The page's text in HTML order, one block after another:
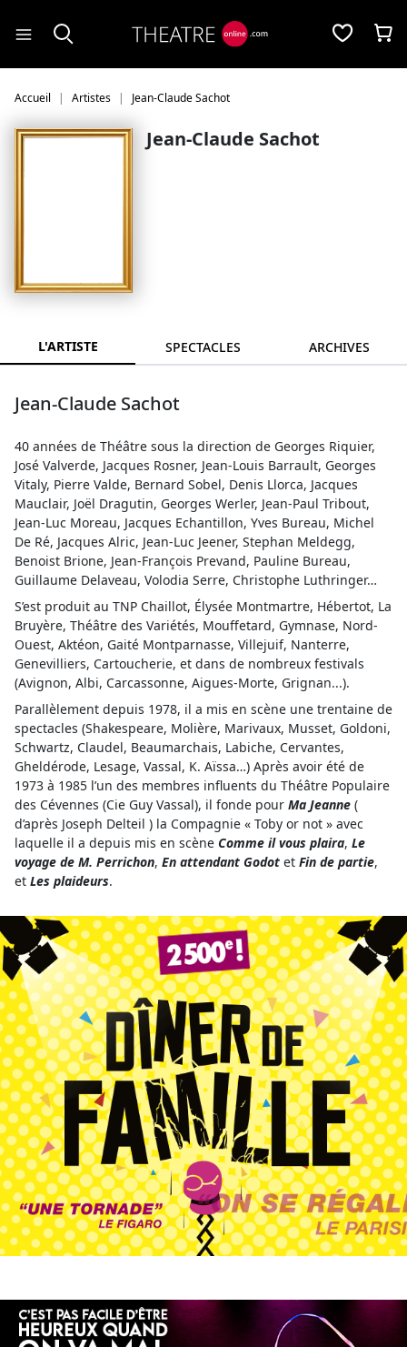
Accueil Artistes Jean-Claude Sachot
Jean-Claude Sachot
L'ARTISTE SPECTACLES ARCHIVES
Jean-Claude Sachot
40 années de Théâtre sous la direction de Georges Riquier,
José Valverde, Jacques Rosner, Jean-Louis Barrault, Georges
Vitaly, Pierre Valde, Bernard Sobel, Denis Llorca, Jacques
Mauclair, Joël Dragutin, Georges Werler, Jean-Paul Tribout,
Jean-Luc Moreau, Jacques Echantillon, Yves Bureau, Michel
De Ré, Jacques Alric, Jean-Luc Jeener, Stephan Meldegg,
Benoist Brione, Jean-François Prevand, Pauline Bureau,
Guillaume Delaveau, Volodia Serre, Christophe Luthringer…
S’est produit au TNP Chaillot, Élysée Montmartre, Hébertot, La
Bruyère, Théâtre des Variétés, Mouffetard, Gymnase, Nord-
Ouest, Aktéon, Gaité Montparnasse, Villejuif, Nanterre,
Genevilliers, Cartoucherie, et dans de nombreux festivals
(Avignon, Albi, Carcassonne, Aigues-Morte, Grignan...).
Parallèlement depuis 1978, il a mis en scène une trentaine de
spectacles (Shakespeare, Molière, Marivaux, Musset, Goldoni,
Schwartz, Claudel, Beaumarchais, Labiche, Cervantes,
Gheldérode, Lesage, Vassal, K. Aïssa…) Après avoir été de
1973 à 1985 l’un des membres influents du Théâtre Populaire
des Cévennes (Cie Guy Vassal), il fonde pour Ma Jeanne (
d’après Joseph Delteil ) la Compagnie « Toby or not » avec
laquelle il a depuis mis en scène Comme il vous plaira, Le
voyage de M. Perrichon, En attendant Godot et Fin de partie,
et Les plaideurs.